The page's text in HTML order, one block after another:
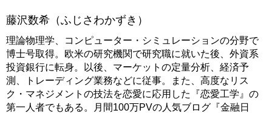
藤沢数希（ふじさわかずき）
理論物理学、コンピューター・シミュレーションの分野で
博士号取得。欧米の研究機関で研究職に就いた後、外資系
投資銀行に転身。以後、マーケットの定量分析、経済予
測、トレーディング業務などに従事。また、高度なリス
ク・マネジメントの技法を恋愛に応用した『恋愛工学』の
第一人者でもある。月間100万PVの人気ブログ『金融日